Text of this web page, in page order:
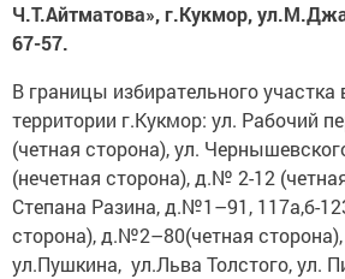
Ч.Т.Айтматова», г.Кукмор,
67-57.
В границы избирательного участка
территории г.Кукмор: ул. Рабочий
(четная сторона), ул.
(нечетная сторона), д.№ 2-12
Степана Разина, д.№1–91, 117а,б-
сторона), д.№2–80(четная
ул.Пушкина, ул.Льва Толстого, ул.